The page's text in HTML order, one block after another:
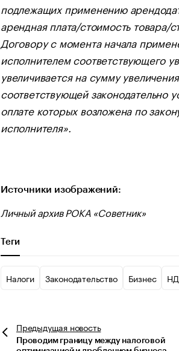
подлежащих применению
арендная плата/стоимость товара/
Договору с момента начала
исполнителем соответствующего
увеличивается на сумму
соответствующей законодательно
оплате которых возложена по
исполнителя».
Источники изображений:
Личный архив РОКА «Советник»
Теги
Налоги Законодательство Бизнес
Предыдущая новость
Проводим границу между налоговой